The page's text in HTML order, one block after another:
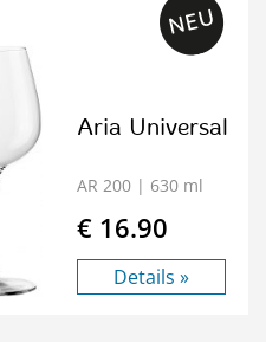
Aria Universal
AR 200 | 630 ml
€ 16.90
Details »